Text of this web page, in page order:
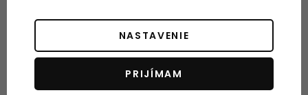
NASTAVENIE
PRIJÍMAM